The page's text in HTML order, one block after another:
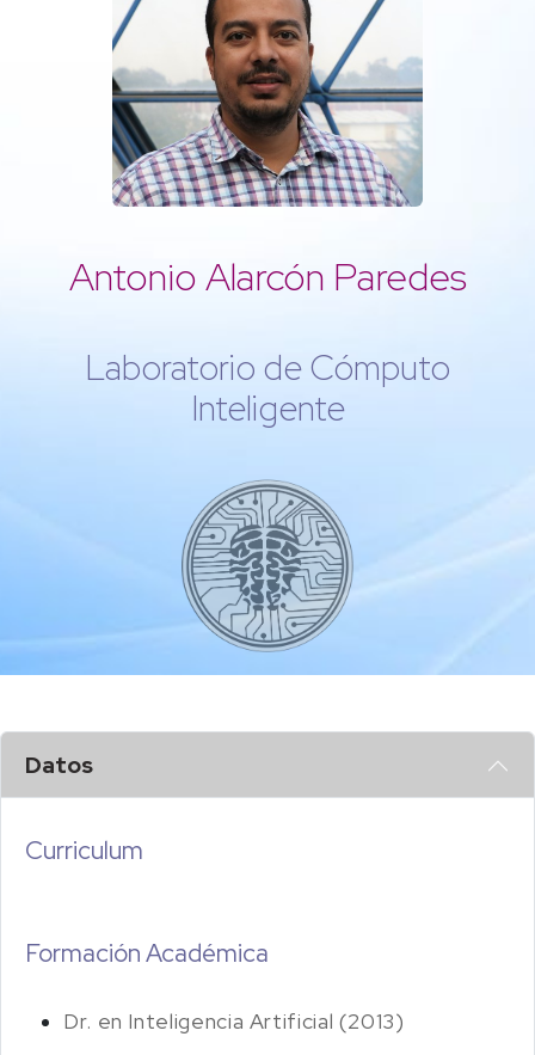
Antonio Alarcón Paredes
Laboratorio de Cómputo
Inteligente
Datos
Curriculum
Formación Académica
Dr. en Inteligencia Artificial (2013)